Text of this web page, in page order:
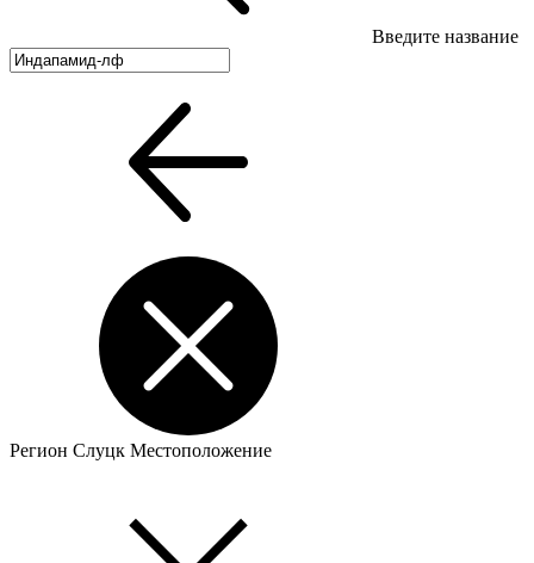
Введите название
Регион Слуцк Местоположение